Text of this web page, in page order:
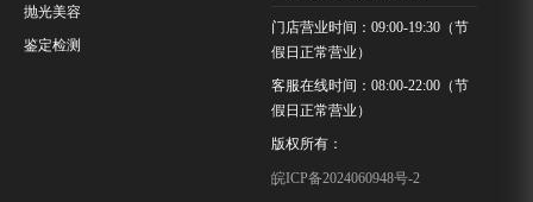
抛光美容
鉴定检测
门店营业时间：09:00-19:30（节
假日正常营业）
客服在线时间：08:00-22:00（节
假日正常营业）
版权所有：
皖ICP备2024060948号-2